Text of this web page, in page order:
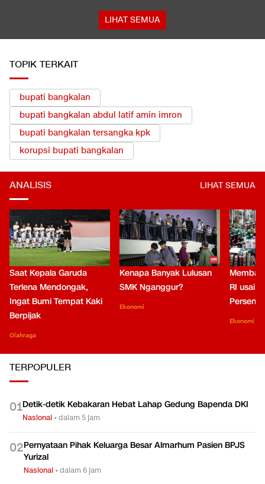
LIHAT SEMUA
TOPIK TERKAIT
bupati bangkalan
bupati bangkalan abdul latif amin imron
bupati bangkalan tersangka kpk
korupsi bupati bangkalan
ANALISIS LIHAT SEMUA
Saat Kepala Garuda
Terlena Mendongak,
Ingat Bumi Tempat Kaki
Berpijak
Olahraga
Kenapa Banyak Lulusan
SMK Nganggur?
Ekonomi
RI usai
Persen
Ekonomi
TERPOPULER
01Detik-detik Kebakaran Hebat Lahap Gedung Bapenda DKI
Nasional •dalam 5 jam
02Pernyataan Pihak Keluarga Besar Almarhum Pasien BPJS
Yurizal
Nasional •dalam 6 jam